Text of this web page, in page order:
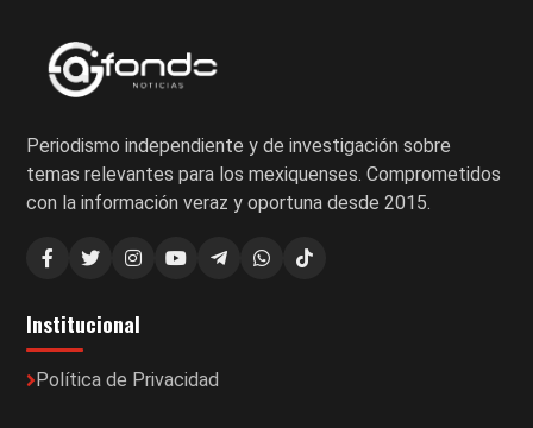
Periodismo independiente y de investigación sobre
temas relevantes para los mexiquenses. Comprometidos
con la información veraz y oportuna desde 2015.
Institucional
Política de Privacidad